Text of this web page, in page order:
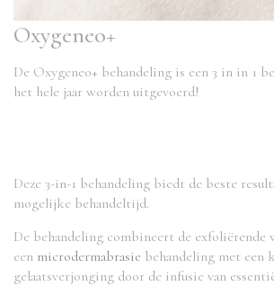
Oxygeneo+
De Oxygeneo+ behandeling is een 3 in in 1
het hele jaar worden uitgevoerd!
Deze 3-in-1 behandeling biedt de beste
mogelijke behandeltijd.
De behandeling combineert de exfoliërende
een microdermabrasie behandeling met een
gelaatsverjonging door de infusie van